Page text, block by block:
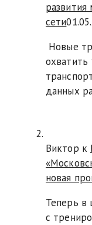
развития
сети
Новые
данных
Виктор к
новая
Теперь в
с